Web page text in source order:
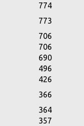
774
773
706
706
690
496
426
366
364
357